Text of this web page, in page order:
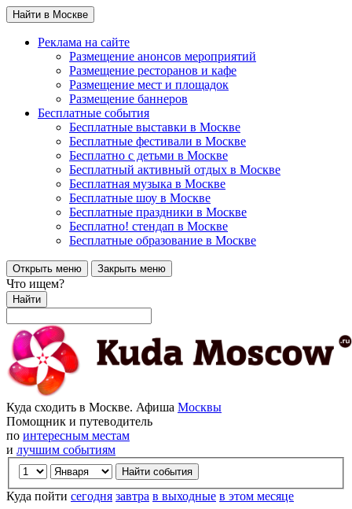
Найти в Москве
Реклама на сайте
Размещение анонсов мероприятий
Размещение ресторанов и кафе
Размещение мест и площадок
Размещение баннеров
Бесплатные события
Бесплатные выставки в Москве
Бесплатные фестивали в Москве
Бесплатно с детьми в Москве
Бесплатный активный отдых в Москве
Бесплатная музыка в Москве
Бесплатные шоу в Москве
Бесплатные праздники в Москве
Бесплатно! стендап в Москве
Бесплатные образование в Москве
Открыть меню Закрыть меню
Что ищем?
Найти
Куда сходить в Москве. Афиша Москвы
Помощник и путеводитель
по интересным местам
и лучшим событиям
Куда пойти сегодня завтра в выходные в этом месяце